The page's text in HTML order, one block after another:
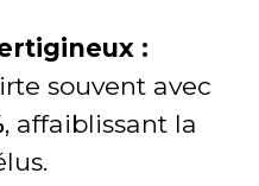
:
souvent avec
, affaiblissant la